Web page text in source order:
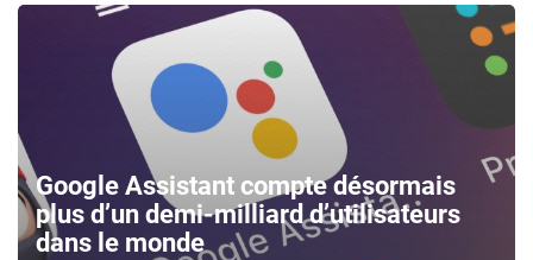
Google Assistant compte désormais
plus d’un demi-milliard d’utilisateurs
dans le monde